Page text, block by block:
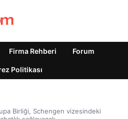
Firma Rehberi Forum
Politikası
Birliği, Schengen vizesindeki